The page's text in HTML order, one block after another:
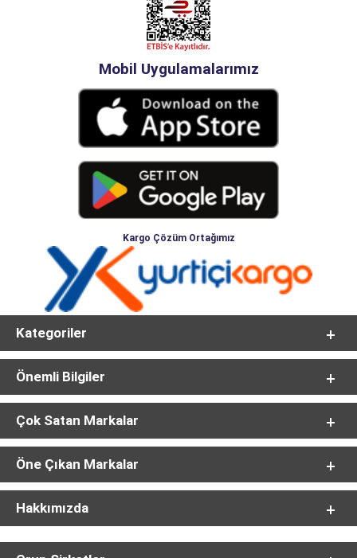
Mobil Uygulamalarımız
Kargo Çözüm Ortağımız
Kategoriler
Önemli Bilgiler
Çok Satan Markalar
Öne Çıkan Markalar
Hakkımızda